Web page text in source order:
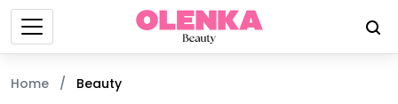
Home / Beauty